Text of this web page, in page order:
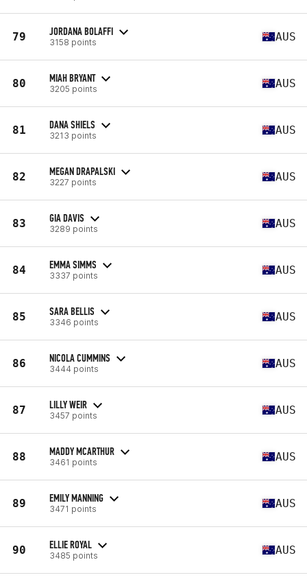
79 JORDANA BOLAFFI
3158 points AUS
80 MIAH BRYANT
3205 points AUS
81 DANA SHIELS
3213 points AUS
82 MEGAN DRAPALSKI
3227 points AUS
83 GIA DAVIS
3289 points AUS
84 EMMA SIMMS
3337 points AUS
85 SARA BELLIS
3346 points AUS
86 NICOLA CUMMINS
3444 points AUS
87 LILLY WEIR
3457 points AUS
88 MADDY MCARTHUR
3461 points AUS
89 EMILY MANNING
3471 points AUS
90 ELLIE ROYAL
3485 points AUS